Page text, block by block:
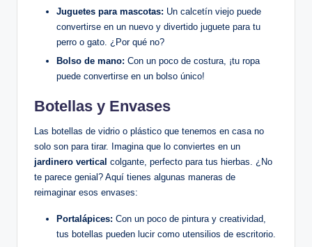
Juguetes para mascotas: Un calcetín viejo puede
convertirse en un nuevo y divertido juguete para tu
perro o gato. ¿Por qué no?
Bolso de mano: Con un poco de costura, ¡tu ropa
puede convertirse en un bolso único!
Botellas y Envases
Las botellas de vidrio o plástico que tenemos en casa no
solo son para tirar. Imagina que lo conviertes en un
jardinero vertical colgante, perfecto para tus hierbas. ¿No
te parece genial? Aquí tienes algunas maneras de
reimaginar esos envases:
Portalápices: Con un poco de pintura y creatividad,
tus botellas pueden lucir como utensilios de escritorio.